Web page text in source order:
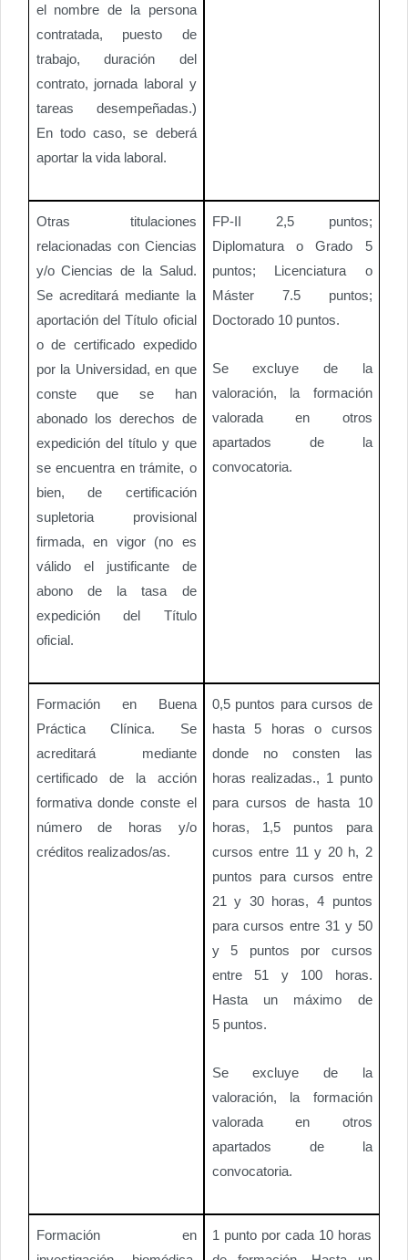
el nombre de la persona
contratada, puesto de
trabajo, duración del
contrato, jornada laboral y
tareas desempeñadas.)
En todo caso, se deberá
aportar la vida laboral.
Otras titulaciones
relacionadas con Ciencias
y/o Ciencias de la Salud.
Se acreditará mediante la
aportación del Título oficial
o de certificado expedido
por la Universidad, en que
conste que se han
abonado los derechos de
expedición del título y que
se encuentra en trámite, o
bien, de certificación
supletoria provisional
firmada, en vigor (no es
válido el justificante de
abono de la tasa de
expedición del Título
oficial.
FP-II 2,5 puntos;
Diplomatura o Grado 5
puntos; Licenciatura o
Máster 7.5 puntos;
Doctorado 10 puntos.
Se excluye de la
valoración, la formación
valorada en otros
apartados de la
convocatoria.
Formación en Buena
Práctica Clínica. Se
acreditará mediante
certificado de la acción
formativa donde conste el
número de horas y/o
créditos realizados/as.
0,5 puntos para cursos de
hasta 5 horas o cursos
donde no consten las
horas realizadas., 1 punto
para cursos de hasta 10
horas, 1,5 puntos para
cursos entre 11 y 20 h, 2
puntos para cursos entre
21 y 30 horas, 4 puntos
para cursos entre 31 y 50
y 5 puntos por cursos
entre 51 y 100 horas.
Hasta un máximo de
5 puntos.
Se excluye de la
valoración, la formación
valorada en otros
apartados de la
convocatoria.
Formación en
1 punto por cada 10 horas